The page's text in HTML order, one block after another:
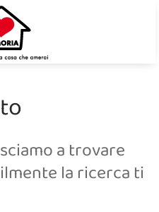
a trovare
la ricerca ti